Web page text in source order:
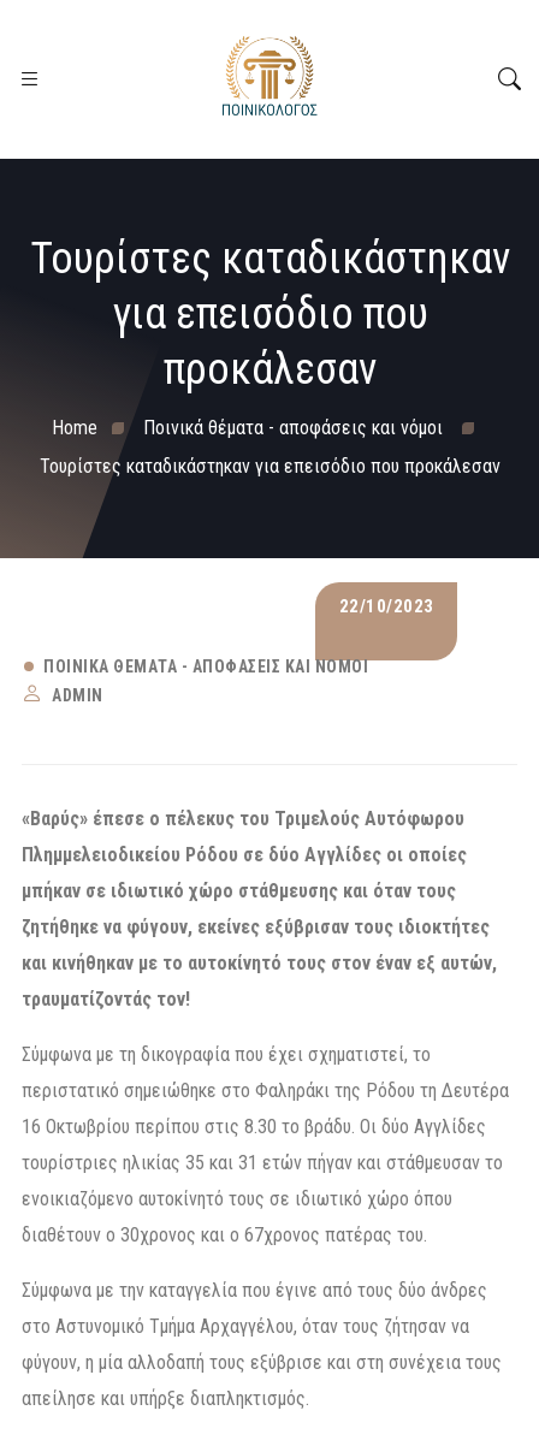
Τουρίστες καταδικάστηκαν
για επεισόδιο που
προκάλεσαν
Home
Ποινικά θέματα - αποφάσεις και νόμοι
Τουρίστες καταδικάστηκαν για επεισόδιο που προκάλεσαν
22/10/2023
ΠΟΙΝΙΚΆ ΘΈΜΑΤΑ - ΑΠΟΦΆΣΕΙΣ ΚΑΙ ΝΌΜΟΙ
ADMIN
«Βαρύς» έπεσε ο πέλεκυς του Τριμελούς Αυτόφωρου
Πλημμελειοδικείου Ρόδου σε δύο Αγγλίδες οι οποίες
μπήκαν σε ιδιωτικό χώρο στάθμευσης και όταν τους
ζητήθηκε να φύγουν, εκείνες εξύβρισαν τους ιδιοκτήτες
και κινήθηκαν με το αυτοκίνητό τους στον έναν εξ αυτών,
τραυματίζοντάς τον!
Σύμφωνα με τη δικογραφία που έχει σχηματιστεί, το
περιστατικό σημειώθηκε στο Φαληράκι της Ρόδου τη Δευτέρα
16 Οκτωβρίου περίπου στις 8.30 το βράδυ. Οι δύο Αγγλίδες
τουρίστριες ηλικίας 35 και 31 ετών πήγαν και στάθμευσαν το
ενοικιαζόμενο αυτοκίνητό τους σε ιδιωτικό χώρο όπου
διαθέτουν ο 30χρονος και ο 67χρονος πατέρας του.
Σύμφωνα με την καταγγελία που έγινε από τους δύο άνδρες
στο Αστυνομικό Τμήμα Αρχαγγέλου, όταν τους ζήτησαν να
φύγουν, η μία αλλοδαπή τους εξύβρισε και στη συνέχεια τους
απείλησε και υπήρξε διαπληκτισμός.